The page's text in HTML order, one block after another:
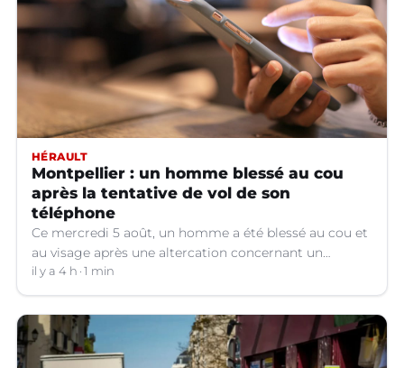
HÉRAULT
Montpellier : un homme blessé au cou
après la tentative de vol de son
téléphone
Ce mercredi 5 août, un homme a été blessé au cou et
au visage après une altercation concernant un
téléphone portable à Montpellier (Hérault).
il y a 4 h 1 min